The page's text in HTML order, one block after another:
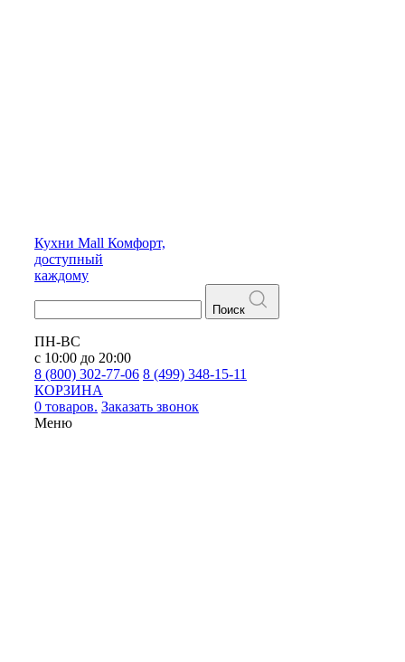
Кухни Mall Комфорт,
доступный
каждому
Поиск
ПН-ВС
с 10:00 до 20:00
8 (800) 302-77-06 8 (499) 348-15-11
КОРЗИНА
0 товаров. Заказать звонок
Меню